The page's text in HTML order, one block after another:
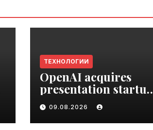
ТЕХНОЛОГИИ
OpenAI acquires
presentation startup
NextSlide |
VseTime.ru
09.08.2026